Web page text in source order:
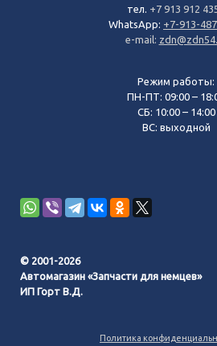
тел. +7 913 912
WhatsApp: +7-913-
e-mail:
Режим работы:
ПН-ПТ: 09:00 –
СБ: 10:00 – 14:00
ВС: выходной
© 2001-2026
Автомагазин «Запчасти для немцев»
ИП Горт В.Д.
Политика